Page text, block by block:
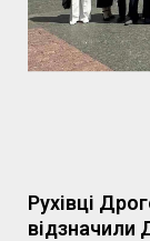
Рухівці
відзначили